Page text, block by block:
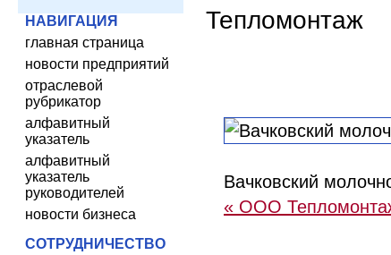
НАВИГАЦИЯ
главная страница
новости предприятий
отраслевой
рубрикатор
алфавитный
указатель
алфавитный
указатель
руководителей
новости бизнеса
СОТРУДНИЧЕСТВО
Тепломонтаж
Вачковский
« ООО